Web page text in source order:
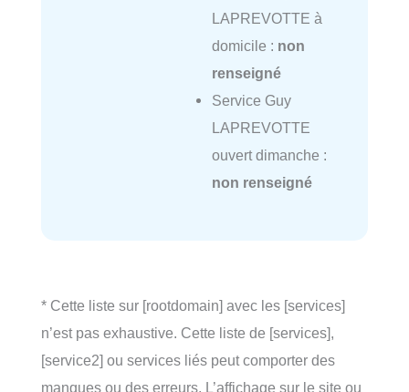
LAPREVOTTE à
domicile : non
renseigné
Service Guy
LAPREVOTTE
ouvert dimanche :
non renseigné
* Cette liste sur [rootdomain] avec les [services]
n’est pas exhaustive. Cette liste de [services],
[service2] ou services liés peut comporter des
manques ou des erreurs. L’affichage sur le site ou